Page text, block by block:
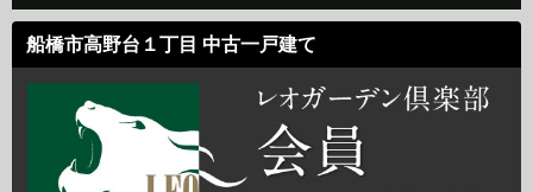
船橋市高野台１丁目 中古一戸建て